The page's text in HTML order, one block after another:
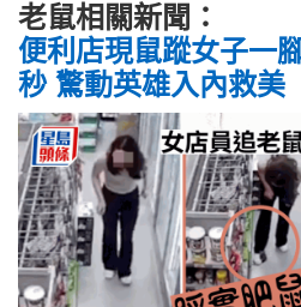
老鼠相關新聞：
便利店現鼠蹤女子一
秒 驚動英雄入內救美